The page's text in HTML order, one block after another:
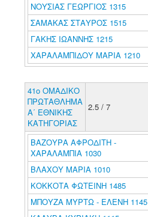
ΝΟΥΣΙΑΣ ΓΕΩΡΓΙΟΣ 1315
ΣΑΜΑΚΑΣ ΣΤΑΥΡΟΣ 1515
ΓΑΚΗΣ ΙΩΑΝΝΗΣ 1215
ΧΑΡΑΛΑΜΠΙΔΟΥ ΜΑΡΙΑ 1210
41ο ΟΜΑΔΙΚΟ
ΠΡΩΤΑΘΛΗΜΑ
Α΄ ΕΘΝΙΚΗΣ
ΚΑΤΗΓΟΡΙΑΣ
2.5 / 7
ΒΑΖΟΥΡΑ ΑΦΡΟΔΙΤΗ -
ΧΑΡΑΛΑΜΠΙΑ 1030
ΒΛΑΧΟΥ ΜΑΡΙΑ 1010
ΚΟΚΚΟΤΑ ΦΩΤΕΙΝΗ 1485
ΜΠΟΥΖΑ ΜΥΡΤΩ - ΕΛΕΝΗ 1145